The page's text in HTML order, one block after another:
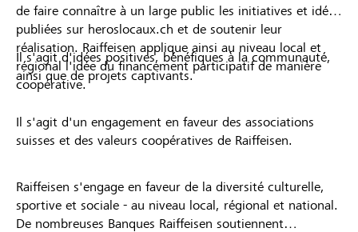
de faire connaître à un large public les initiatives et idées
publiées sur heroslocaux.ch et de soutenir leur
réalisation. Raiffeisen applique ainsi au niveau local et
régional l'idée du financement participatif de manière
coopérative.
Il s'agit d'idées positives, bénéfiques à la communauté,
ainsi que de projets captivants.
Il s'agit d'un engagement en faveur des associations
suisses et des valeurs coopératives de Raiffeisen.
Raiffeisen s'engage en faveur de la diversité culturelle,
sportive et sociale - au niveau local, régional et national.
De nombreuses Banques Raiffeisen soutiennent